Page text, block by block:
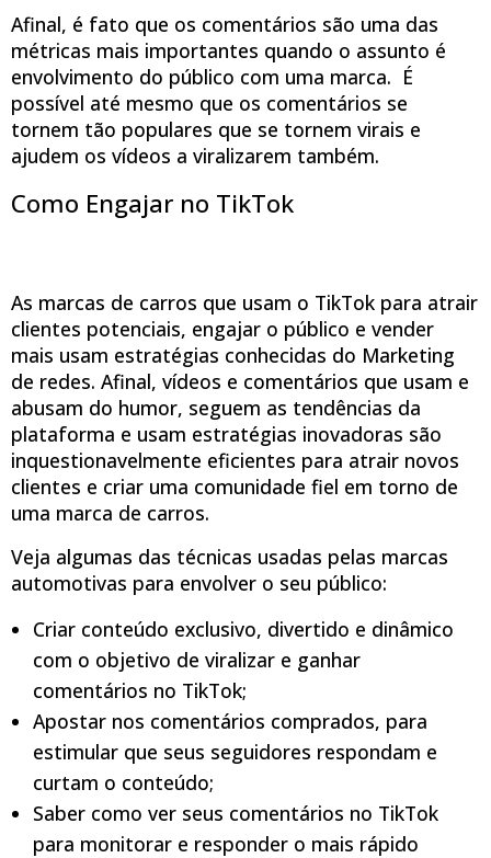
Afinal, é fato que os comentários são uma das
métricas mais importantes quando o assunto é
envolvimento do público com uma marca. É
possível até mesmo que os comentários se
tornem tão populares que se tornem virais e
ajudem os vídeos a viralizarem também.
Como Engajar no TikTok
As marcas de carros que usam o TikTok para atrair
clientes potenciais, engajar o público e vender
mais usam estratégias conhecidas do Marketing
de redes. Afinal, vídeos e comentários que usam e
abusam do humor, seguem as tendências da
plataforma e usam estratégias inovadoras são
inquestionavelmente eficientes para atrair novos
clientes e criar uma comunidade fiel em torno de
uma marca de carros.
Veja algumas das técnicas usadas pelas marcas
automotivas para envolver o seu público:
Criar conteúdo exclusivo, divertido e dinâmico
com o objetivo de viralizar e ganhar
comentários no TikTok;
Apostar nos comentários comprados, para
estimular que seus seguidores respondam e
curtam o conteúdo;
Saber como ver seus comentários no TikTok
para monitorar e responder o mais rápido